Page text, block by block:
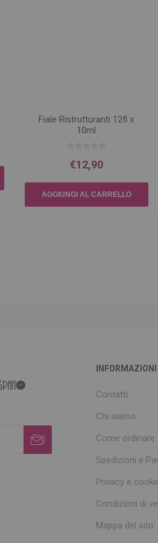
Fiale Ristrutturanti 12fl x
10ml
€12,90
INFORMAZIONI
Contatti
Chi siamo
Come ordinare
Spedizioni e
Privacy e
Condizioni di
Mappa del sito